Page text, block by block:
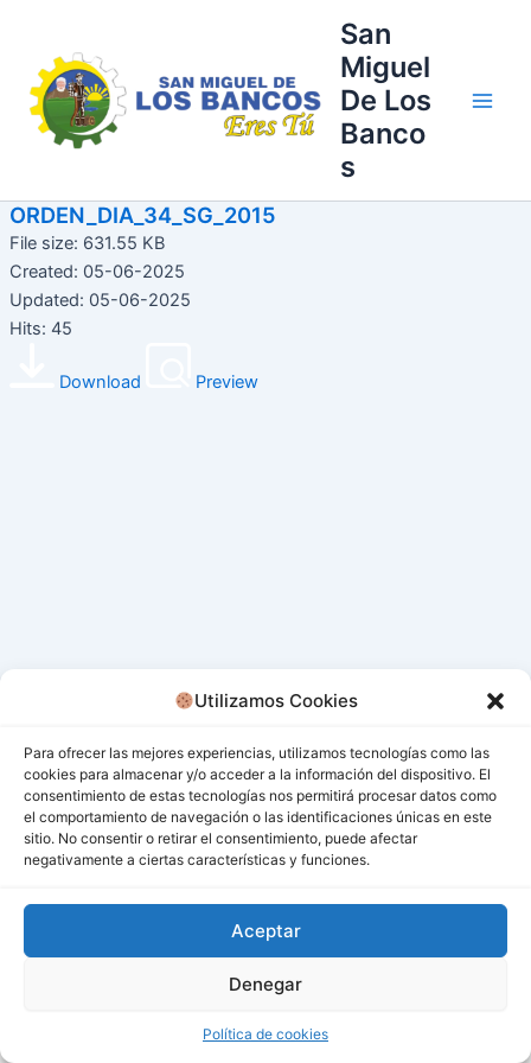
Utilizamos Cookies
Para ofrecer las mejores experiencias, utilizamos tecnologías como las
cookies para almacenar y/o acceder a la información del dispositivo. El
consentimiento de estas tecnologías nos permitirá procesar datos como
el comportamiento de navegación o las identificaciones únicas en este
sitio. No consentir o retirar el consentimiento, puede afectar
negativamente a ciertas características y funciones.
Aceptar
Denegar
Política de cookies
contenido
San
Miguel
De Los
Banco
s
ORDEN_DIA_34_SG_2015
File size: 631.55 KB
Created: 05-06-2025
Updated: 05-06-2025
Hits: 45
Download Preview
Todos los derechos © 2026 San Miguel De Los Bancos |